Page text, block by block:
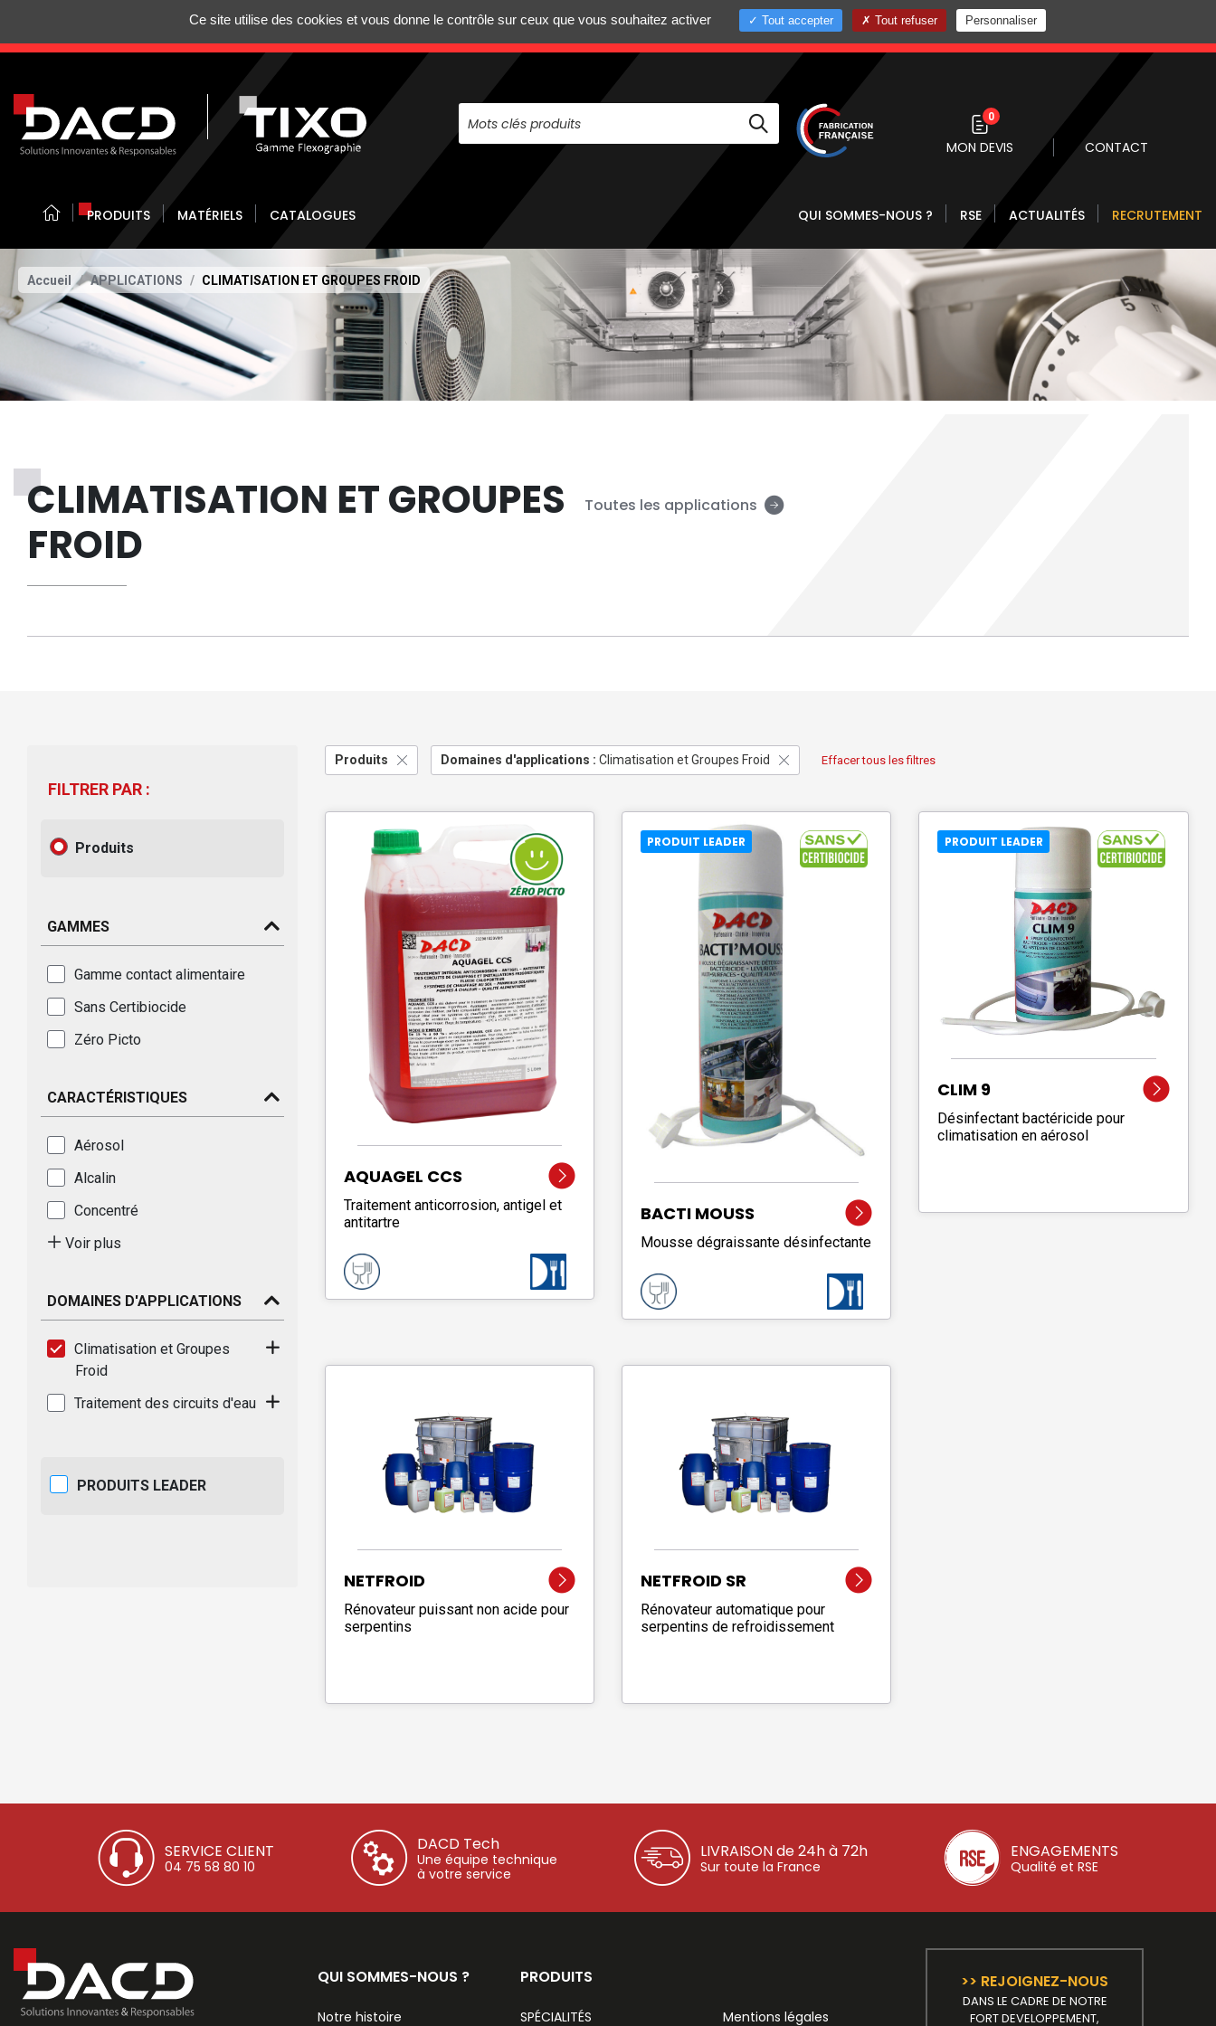
N'HÉSITEZ PAS À NOUS CONTACTER AU +33 (0)4 75 58 80 10
0
MON DEVIS CONTACT
PRODUITS MATÉRIELS CATALOGUES QUI SOMMES-NOUS ? RSE ACTUALITÉS RECRUTEMENT
Accueil APPLICATIONS CLIMATISATION ET GROUPES FROID
CLIMATISATION ET GROUPES
FROID
Toutes les applications
FILTRER PAR :
Produits
GAMMES
Gamme contact alimentaire
Sans Certibiocide
Zéro Picto
CARACTÉRISTIQUES
Aérosol
Alcalin
Concentré
Voir plus
DOMAINES D'APPLICATIONS
Climatisation et Groupes
Froid
Traitement des circuits d'eau
PRODUITS LEADER
Produits Domaines d'applications : Climatisation et Groupes Froid Effacer tous les filtres
AQUAGEL CCS
Traitement anticorrosion, antigel et
antitartre
PRODUIT LEADER
BACTI MOUSS
Mousse dégraissante désinfectante
PRODUIT LEADER
CLIM 9
Désinfectant bactéricide pour
climatisation en aérosol
NETFROID
Rénovateur puissant non acide pour
serpentins
NETFROID SR
Rénovateur automatique pour
serpentins de refroidissement
SERVICE CLIENT
04 75 58 80 10
DACD Tech
Une équipe technique
à votre service
LIVRAISON de 24h à 72h
Sur toute la France
ENGAGEMENTS
Qualité et RSE
QUI SOMMES-NOUS ?
Notre histoire
PRODUITS
SPÉCIALITÉS Mentions légales
>> REJOIGNEZ-NOUS
DANS LE CADRE DE NOTRE
FORT DEVELOPPEMENT,
Ce site utilise des cookies et vous donne le contrôle sur ceux que vous souhaitez activer Tout accepter Tout refuser Personnaliser